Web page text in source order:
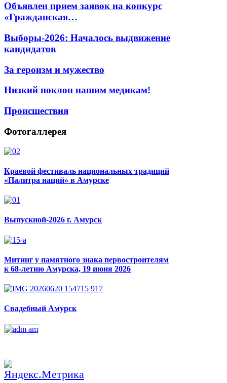
Объявлен прием заявок на конкурс
«Гражданская…
Выборы-2026: Началось выдвижение
кандидатов
За героизм и мужество
Низкий поклон нашим медикам!
Происшествия
Фотогаллерея
Краевой фестиваль национальных традиций
«Палитра наций» в Амурске
Выпускной-2026 г. Амурск
Митинг у памятного знака первостроителям
к 68-летию Амурска, 19 июня 2026
Свадебный Амурск